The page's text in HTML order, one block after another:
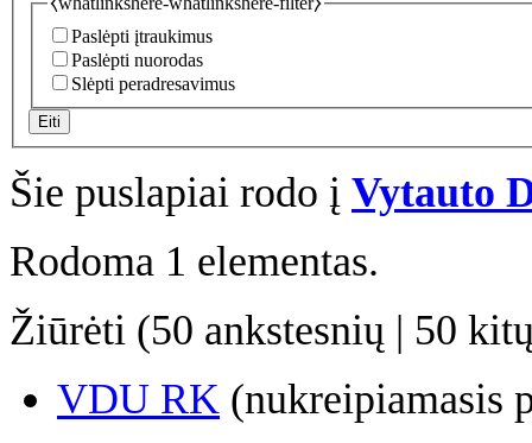
Paslėpti įtraukimus
Paslėpti nuorodas
Slėpti peradresavimus
Eiti
Šie puslapiai rodo į Vytauto
Rodoma 1 elementas.
Žiūrėti (50 ankstesnių | 50
VDU RK (nukreipiamasis